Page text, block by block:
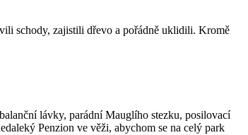
schody, zajistili dřevo a pořádně uklidili. Kromě
lávky, parádní Mauglího stezku, posilovací
Penzion ve věži, abychom se na celý park